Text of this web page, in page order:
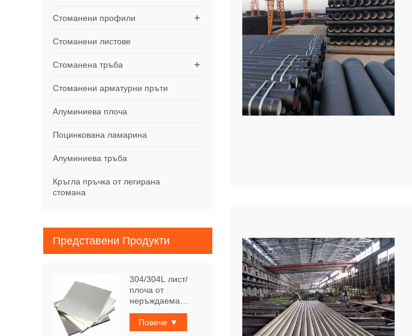
+
Стоманени профили
Стоманени листове
+
Стоманена тръба
Стоманени арматурни пръти
Алуминиева плоча
Поцинкована ламарина
Алуминиева тръба
Кръгла пръчка от легирана
стомана
Представени Продукти
304/304L лист/
плоча от
неръждаема
стомана
Повече ▼